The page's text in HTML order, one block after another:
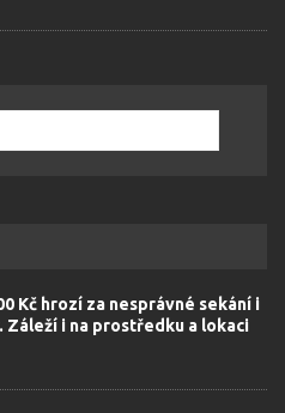
Kč hrozí za nesprávné sekání i
Záleží i na prostředku a lokaci